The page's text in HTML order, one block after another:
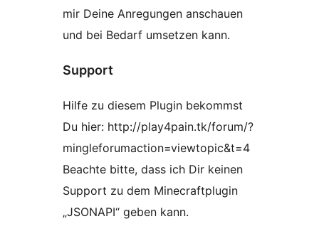
mir Deine Anregungen anschauen
und bei Bedarf umsetzen kann.
Support
Hilfe zu diesem Plugin bekommst
Du hier: http://play4pain.tk/forum/?
mingleforumaction=viewtopic&t=4
Beachte bitte, dass ich Dir keinen
Support zu dem Minecraftplugin
„JSONAPI“ geben kann.